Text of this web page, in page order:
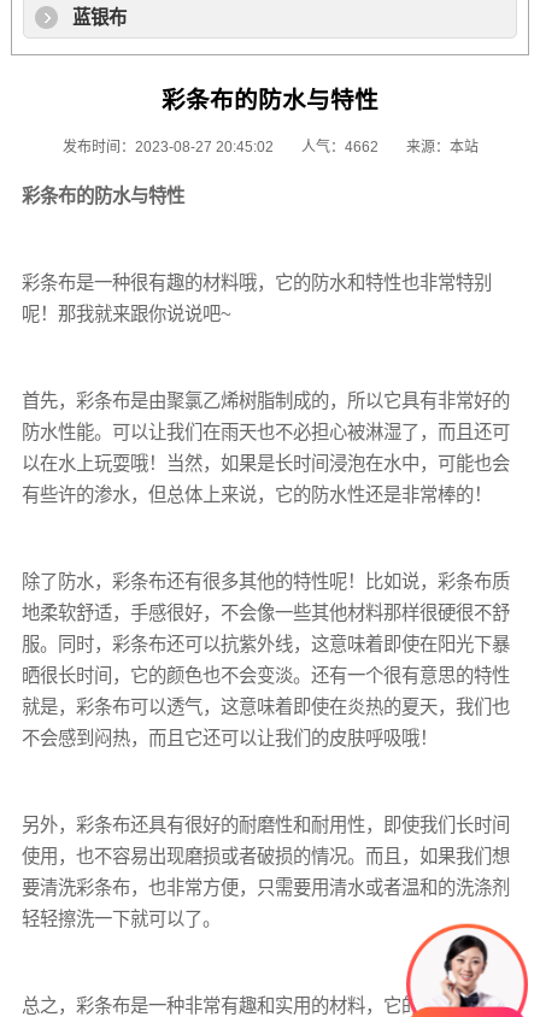
蓝银布
彩条布的防水与特性
发布时间：2023-08-27 20:45:02 人气：4662 来源：本站
彩条布的防水与特性
彩条布是一种很有趣的材料哦，它的防水和特性也非常特别
呢！那我就来跟你说说吧~
首先， 彩条布是由聚氯乙烯树脂制成的，所以它具有非常好的
防水性能。可以让我们在雨天也不必担心被淋湿了，而且还可
以在水上玩耍哦！当然，如果是长时间浸泡在水中，可能也会
有些许的渗水，但总体上来说，它的防水性还是非常棒的！
除了防水， 彩条布还有很多其他的特性呢！比如说， 彩条布质
地柔软舒适，手感很好，不会像一些其他材料那样很硬很不舒
服。同时， 彩条布还可以抗紫外线，这意味着即使在阳光下暴
晒很长时间，它的颜色也不会变淡。还有一个很有意思的特性
就是， 彩条布可以透气，这意味着即使在炎热的夏天，我们也
不会感到闷热，而且它还可以让我们的皮肤呼吸哦！
另外， 彩条布还具有很好的耐磨性和耐用性，即使我们长时间
使用，也不容易出现磨损或者破损的情况。而且，如果我们想
要清洗彩条布，也非常方便，只需要用清水或者温和的洗涤剂
轻轻擦洗一下就可以了。
总之， 彩条布是一种非常有趣和实用的材料，它的防水性能和